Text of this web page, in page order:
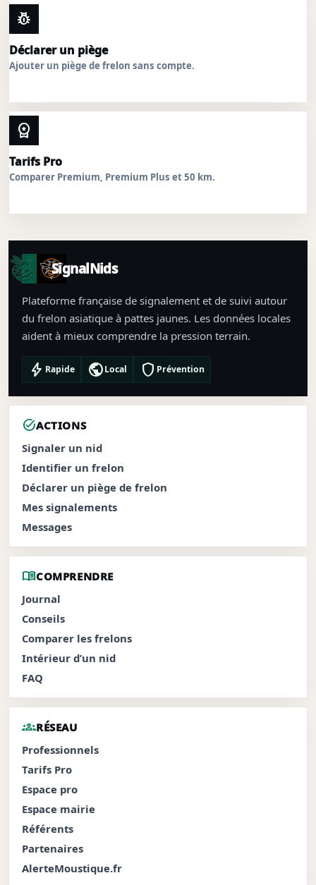
pest_control
Déclarer un piège
Ajouter un piège de frelon sans compte.
workspace_premium
Tarifs Pro
Comparer Premium, Premium Plus et 50 km.
SignalNids
Plateforme française de signalement et de suivi autour
du frelon asiatique à pattes jaunes. Les données locales
aident à mieux comprendre la pression terrain.
bolt Rapide publicLocal shield Prévention
task_altACTIONS
Signaler un nid
Identifier un frelon
Déclarer un piège de frelon
Mes signalements
Messages
menu_bookCOMPRENDRE
Journal
Conseils
Comparer les frelons
Intérieur d’un nid
FAQ
groupsRÉSEAU
Professionnels
Tarifs Pro
Espace pro
Espace mairie
Référents
Partenaires
AlerteMoustique.fr